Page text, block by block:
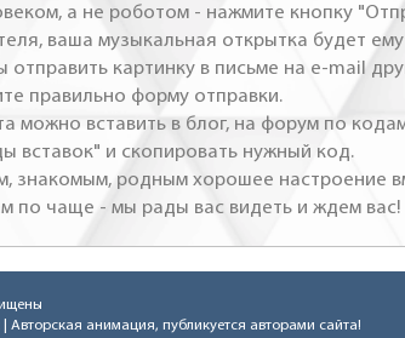
а не роботом - нажмите кнопку
ваша музыкальная открытка будет
отправить картинку в письме на e-mail
правильно форму отправки.
можно вставить в блог, на форум по
вставок" и скопировать нужный код.
знакомым, родным хорошее настроение
по чаще - мы рады вас видеть и ждем вас!
| Авторская анимация, публикуется авторами сайта!